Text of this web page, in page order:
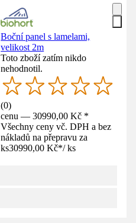
Boční panel s lamelami,
velikost 2m
Toto zboží zatím nikdo
nehodnotil.
(0)
cenu — 30990,00 Kč *
Všechny ceny vč. DPH a bez
nákladů na přepravu za
ks30990,00 Kč*/ ks